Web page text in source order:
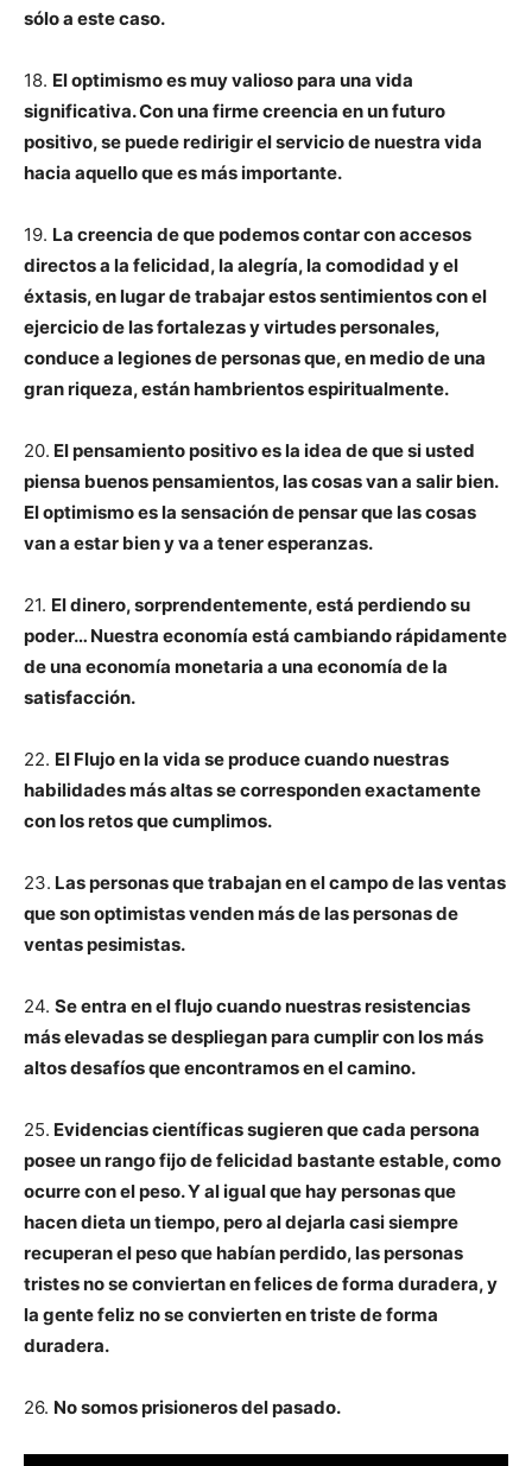
sólo a este caso.
18. El optimismo es muy valioso para una vida
significativa. Con una firme creencia en un futuro
positivo, se puede redirigir el servicio de nuestra vida
hacia aquello que es más importante.
19. La creencia de que podemos contar con accesos
directos a la felicidad, la alegría, la comodidad y el
éxtasis, en lugar de trabajar estos sentimientos con el
ejercicio de las fortalezas y virtudes personales,
conduce a legiones de personas que, en medio de una
gran riqueza, están hambrientos espiritualmente.
20. El pensamiento positivo es la idea de que si usted
piensa buenos pensamientos, las cosas van a salir bien.
El optimismo es la sensación de pensar que las cosas
van a estar bien y va a tener esperanzas.
21. El dinero, sorprendentemente, está perdiendo su
poder… Nuestra economía está cambiando rápidamente
de una economía monetaria a una economía de la
satisfacción.
22. El Flujo en la vida se produce cuando nuestras
habilidades más altas se corresponden exactamente
con los retos que cumplimos.
23. Las personas que trabajan en el campo de las ventas
que son optimistas venden más de las personas de
ventas pesimistas.
24. Se entra en el flujo cuando nuestras resistencias
más elevadas se despliegan para cumplir con los más
altos desafíos que encontramos en el camino.
25. Evidencias científicas sugieren que cada persona
posee un rango fijo de felicidad bastante estable, como
ocurre con el peso. Y al igual que hay personas que
hacen dieta un tiempo, pero al dejarla casi siempre
recuperan el peso que habían perdido, las personas
tristes no se conviertan en felices de forma duradera, y
la gente feliz no se convierten en triste de forma
duradera.
26. No somos prisioneros del pasado.